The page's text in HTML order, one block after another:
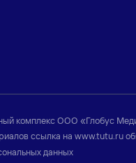
комплексООО «Глобус
ссылка на www.tutu.ru
данных